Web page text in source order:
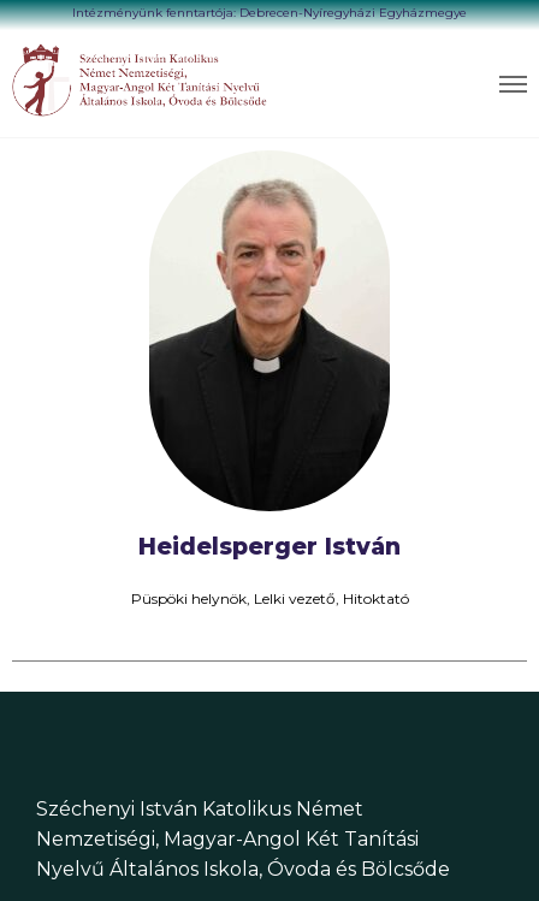
Intézményünk fenntartója: Debrecen-Nyíregyházi Egyházmegye
Heidelsperger István
Püspöki helynök, Lelki vezető, Hitoktató
Széchenyi István Katolikus Német
Nemzetiségi, Magyar-Angol Két Tanítási
Nyelvű Általános Iskola, Óvoda és Bölcsőde